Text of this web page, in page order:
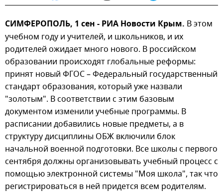
СИМФЕРОПОЛЬ, 1 сен - РИА Новости Крым. В этом
учебном году и учителей, и школьников, и их
родителей ожидает много нового. В российском
образовании происходят глобальные реформы:
принят новый ФГОС – Федеральный государственный
стандарт образования, который уже назвали
"золотым". В соответствии с этим базовым
документом изменили учебные программы. В
расписании добавились новые предметы, а в
структуру дисциплины ОБЖ включили блок
начальной военной подготовки. Все школы с первого
сентября должны организовывать учебный процесс с
помощью электронной системы "Моя школа", так что
регистрироваться в ней придется всем родителям.